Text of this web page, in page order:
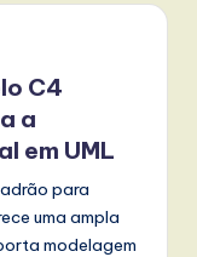
C4
a
em UML
para
uma ampla
modelagem